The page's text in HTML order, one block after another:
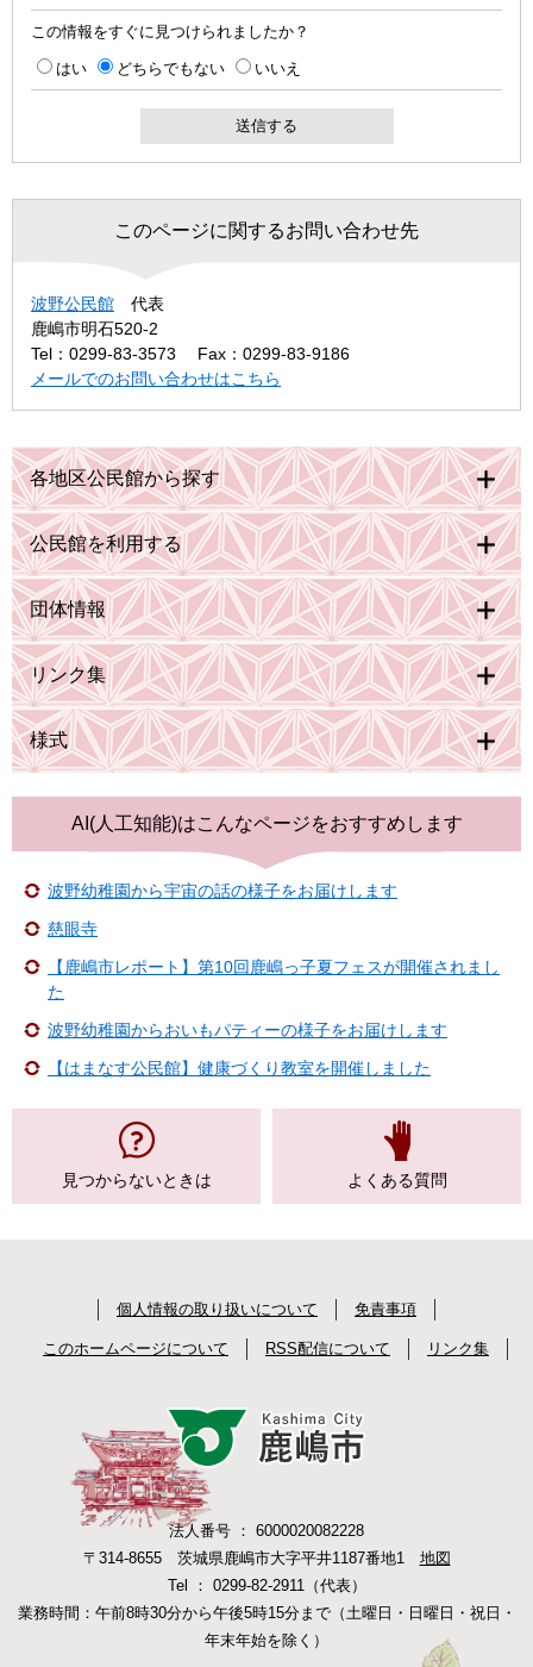
この情報をすぐに見つけられましたか？
はい どちらでもない いいえ
このページに関するお問い合わせ先
波野公民館
代表
鹿嶋市明石520-2
Tel：0299-83-3573
Fax：0299-83-9186
メールでのお問い合わせはこちら
各地区公民館から探す
公民館を利用する
団体情報
リンク集
様式
AI(人工知能)はこんなページをおすすめします
波野幼稚園から宇宙の話の様子をお届けします
慈眼寺
【鹿嶋市レポート】第10回鹿嶋っ子夏フェスが開催されまし
た
波野幼稚園からおいもパティーの様子をお届けします
【はまなす公民館】健康づくり教室を開催しました
見つからないときは よくある質問
個人情報の取り扱いについて 免責事項
このホームページについて RSS配信について リンク集
法人番号 ： 6000020082228
〒314-8655 茨城県鹿嶋市大字平井1187番地1 地図
Tel ： 0299-82-2911（代表）
業務時間：午前8時30分から午後5時15分まで（土曜日・日曜日・祝日・
年末年始を除く）